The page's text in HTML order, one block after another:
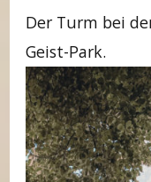
Der Turm bei
Geist-Park.